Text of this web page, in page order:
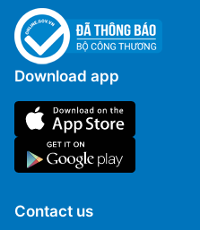
Download app
Contact us